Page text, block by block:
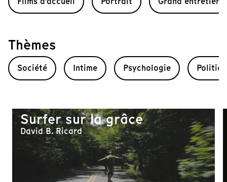
Thèmes
Société Intime Psychologie
Surfer sur la grâce
David B. Ricard